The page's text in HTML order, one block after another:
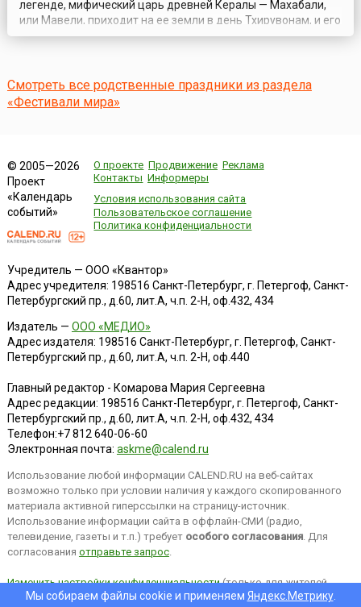
легенде, мифический царь древней Кералы — Махабали,
или Мавели, приходит на ее земли в день Тхирувонам, и его
поданные празднуют Золотую Эру, которая длилась в те
популярности и стали проси...
Смотреть все родственные праздники из раздела
«Фестивали мира»
© 2005—2026
Проект
«Календарь
событий»
О проекте Продвижение Реклама
Контакты Информеры
Условия использования сайта
Пользовательское соглашение
Политика конфиденциальности
Учредитель — ООО «Квантор»
Адрес учредителя: 198516 Санкт-Петербург, г. Петергоф, Санкт-
Петербургский пр., д.60, лит.А, ч.п. 2-Н, оф.432, 434
Издатель — ООО «МЕДИО»
Адрес издателя: 198516 Санкт-Петербург, г. Петергоф, Санкт-
Петербургский пр., д.60, лит.А, ч.п. 2-Н, оф.440
Главный редактор - Комарова Мария Сергеевна
Адрес редакции: 198516 Санкт-Петербург, г. Петергоф, Санкт-
Петербургский пр., д.60, лит.А, ч.п. 2-Н, оф.432, 434
Телефон:+7 812 640-06-60
Электронная почта: askme@calend.ru
Использование любой информации CALEND.RU на веб-сайтах
возможно только при условии наличия у каждого скопированного
материала активной гиперссылки на страницу-источник.
Использование информации сайта в оффлайн-СМИ (радио,
телевидение, газеты и т.п.) требует особого согласования. Для
согласования отправьте запрос.
Изменить настройки конфиденциальности(только для жителей
EEA).Мы собираем файлы cookie и применяем Яндекс.Метрику.